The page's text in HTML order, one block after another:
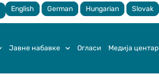
English German Hungarian Slovak
Јавне набавке Огласи Медија центар